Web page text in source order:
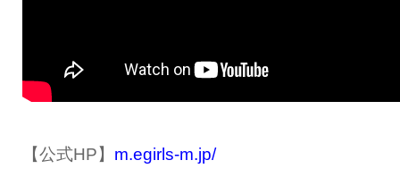
【公式HP】 m.egirls-m.jp/